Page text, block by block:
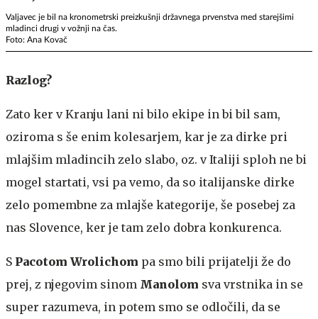
Valjavec je bil na kronometrski preizkušnji državnega prvenstva med starejšimi
mladinci drugi v vožnji na čas.
Foto: Ana Kovač
Razlog?
Zato ker v Kranju lani ni bilo ekipe in bi bil sam,
oziroma s še enim kolesarjem, kar je za dirke pri
mlajšim mladincih zelo slabo, oz. v Italiji sploh ne bi
mogel startati, vsi pa vemo, da so italijanske dirke
zelo pomembne za mlajše kategorije, še posebej za
nas Slovence, ker je tam zelo dobra konkurenca.
S Pacotom Wrolichom pa smo bili prijatelji že do
prej, z njegovim sinom Manolom sva vrstnika in se
super razumeva, in potem smo se odločili, da se